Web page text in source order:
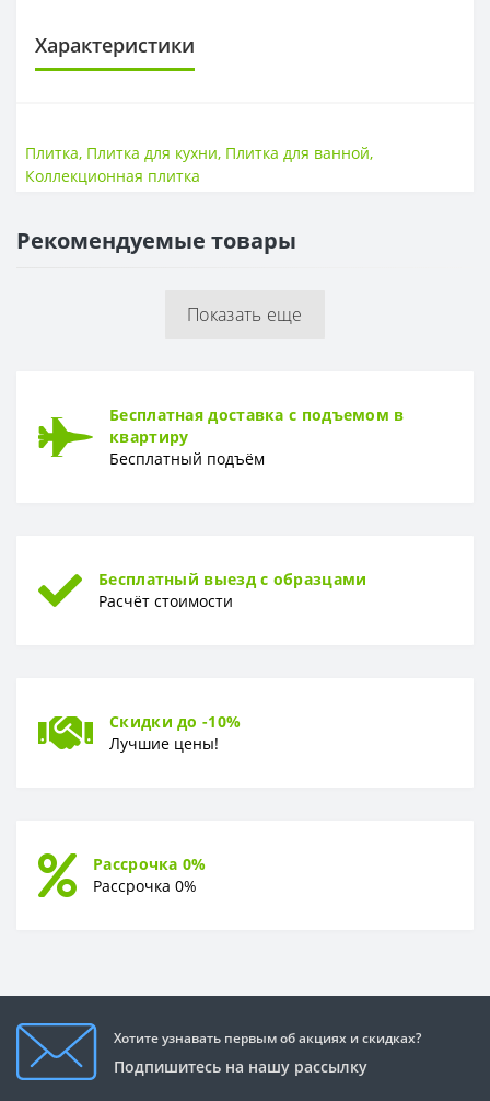
Характеристики
Поверхность
Размер
Плитка, Плитка для кухни, Плитка для ванной,
Коллекционная плитка
Рекомендуемые товары
Показать еще
Бесплатная доставка с подъемом в
квартиру
Бесплатный подъём
Бесплатный выезд с образцами
Расчёт стоимости
Скидки до -10%
Лучшие цены!
Рассрочка 0%
Рассрочка 0%
Хотите узнавать первым об акциях и скидках?
Подпишитесь на нашу рассылку